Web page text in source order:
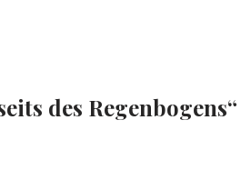
des Regenbogens“